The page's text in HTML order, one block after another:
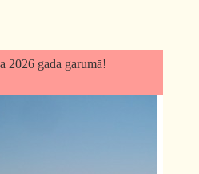
2026 gada garumā!